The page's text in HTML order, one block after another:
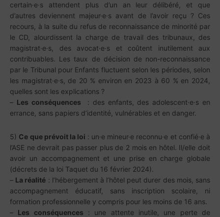
certain·e·s attendent plus d’un an leur délibéré, et que
d’autres deviennent majeur·e·s avant de l’avoir reçu ? Ces
recours, à la suite du refus de reconnaissance de minorité par
le CD, alourdissent la charge de travail des tribunaux, des
magistrat·e·s, des avocat·e·s et coûtent inutilement aux
contribuables. Les taux de décision de non-reconnaissance
par le Tribunal pour Enfants fluctuent selon les périodes, selon
les magistrat·e·s, de 20 % environ en 2023 à 60 % en 2024,
quelles sont les explications ?
– Les conséquences : des enfants, des adolescent·e·s en
errance, sans papiers d’identité, vulnérables et en danger.
5) Ce que prévoit la loi : un·e mineur·e reconnu·e et confié·e à
l’ASE ne devrait pas passer plus de 2 mois en hôtel. Il/elle doit
avoir un accompagnement et une prise en charge globale
(décrets de la loi Taquet du 16 février 2024).
– La réalité : l’hébergement à l’hôtel peut durer des mois, sans
accompagnement éducatif, sans inscription scolaire, ni
formation professionnelle y compris pour les moins de 16 ans.
– Les conséquences : une attente inutile, une perte de